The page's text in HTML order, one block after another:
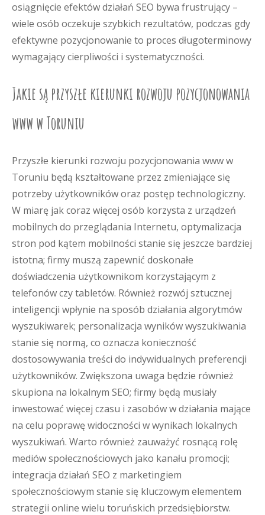
osiągnięcie efektów działań SEO bywa frustrujący –
wiele osób oczekuje szybkich rezultatów, podczas gdy
efektywne pozycjonowanie to proces długoterminowy
wymagający cierpliwości i systematyczności.
Jakie są przyszłe kierunki rozwoju pozycjonowania
www w Toruniu
Przyszłe kierunki rozwoju pozycjonowania www w
Toruniu będą kształtowane przez zmieniające się
potrzeby użytkowników oraz postęp technologiczny.
W miarę jak coraz więcej osób korzysta z urządzeń
mobilnych do przeglądania Internetu, optymalizacja
stron pod kątem mobilności stanie się jeszcze bardziej
istotna; firmy muszą zapewnić doskonałe
doświadczenia użytkownikom korzystającym z
telefonów czy tabletów. Również rozwój sztucznej
inteligencji wpłynie na sposób działania algorytmów
wyszukiwarek; personalizacja wyników wyszukiwania
stanie się normą, co oznacza konieczność
dostosowywania treści do indywidualnych preferencji
użytkowników. Zwiększona uwaga będzie również
skupiona na lokalnym SEO; firmy będą musiały
inwestować więcej czasu i zasobów w działania mające
na celu poprawę widoczności w wynikach lokalnych
wyszukiwań. Warto również zauważyć rosnącą rolę
mediów społecznościowych jako kanału promocji;
integracja działań SEO z marketingiem
społecznościowym stanie się kluczowym elementem
strategii online wielu toruńskich przedsiębiorstw.